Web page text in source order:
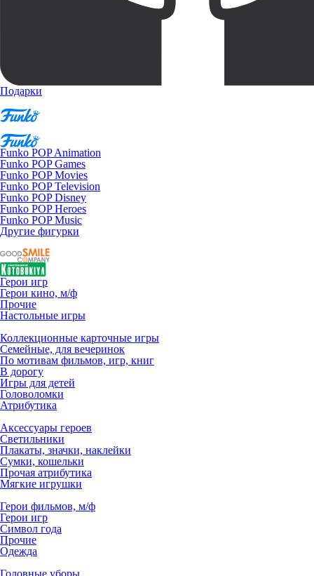
Подарки
Funko POP Animation
Funko POP Games
Funko POP Movies
Funko POP Television
Funko POP Disney
Funko POP Heroes
Funko POP Music
Другие фигурки
Герои игр
Герои кино, м/ф
Прочие
Настольные игры
Коллекционные карточные игры
Семейные, для вечеринок
По мотивам фильмов, игр, книг
В дорогу
Игры для детей
Головоломки
Атрибутика
Аксессуары героев
Светильники
Плакаты, значки, наклейки
Сумки, кошельки
Прочая атрибутика
Мягкие игрушки
Герои фильмов, м/ф
Герои игр
Символ года
Прочие
Одежда